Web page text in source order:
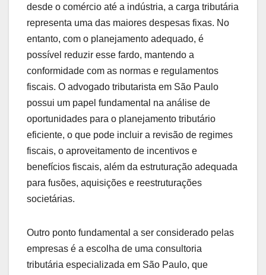
desde o comércio até a indústria, a carga tributária
representa uma das maiores despesas fixas. No
entanto, com o planejamento adequado, é
possível reduzir esse fardo, mantendo a
conformidade com as normas e regulamentos
fiscais. O advogado tributarista em São Paulo
possui um papel fundamental na análise de
oportunidades para o planejamento tributário
eficiente, o que pode incluir a revisão de regimes
fiscais, o aproveitamento de incentivos e
benefícios fiscais, além da estruturação adequada
para fusões, aquisições e reestruturações
societárias.
Outro ponto fundamental a ser considerado pelas
empresas é a escolha de uma consultoria
tributária especializada em São Paulo, que